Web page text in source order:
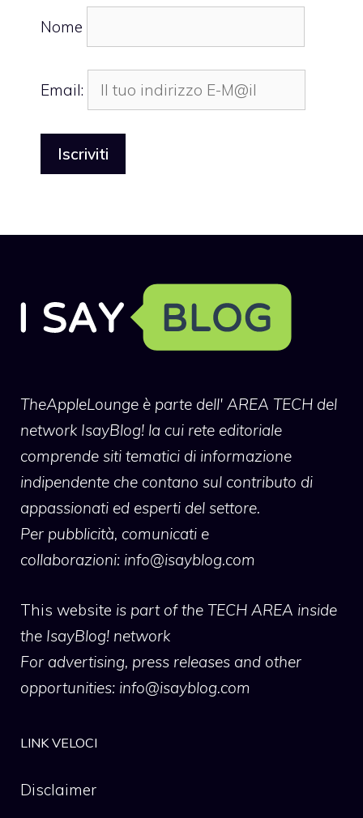
Nome
Email:
TheAppleLounge è parte dell' AREA TECH del
network IsayBlog! la cui rete editoriale
comprende siti tematici di informazione
indipendente che contano sul contributo di
appassionati ed esperti del settore.
Per pubblicità, comunicati e
collaborazioni: info@isayblog.com
This website is part of the TECH AREA inside
the IsayBlog! network
For advertising, press releases and other
opportunities: info@isayblog.com
LINK VELOCI
Disclaimer